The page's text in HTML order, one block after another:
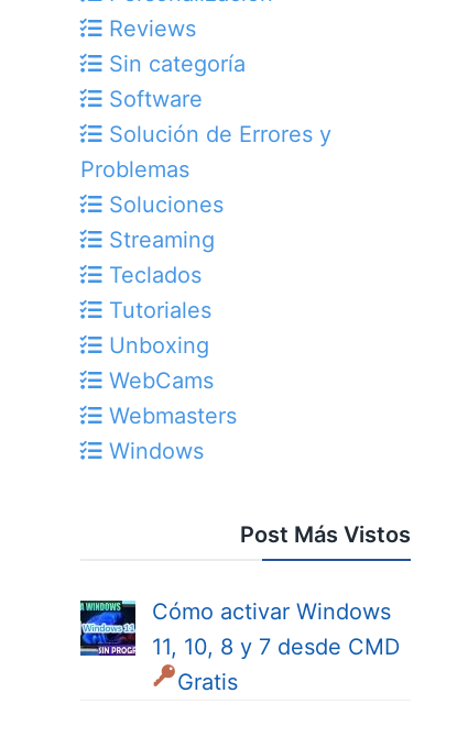
Reviews
Sin categoría
Software
Solución de Errores y
Problemas
Soluciones
Streaming
Teclados
Tutoriales
Unboxing
WebCams
Webmasters
Windows
Post Más Vistos
Cómo activar Windows
11, 10, 8 y 7 desde CMD
Gratis